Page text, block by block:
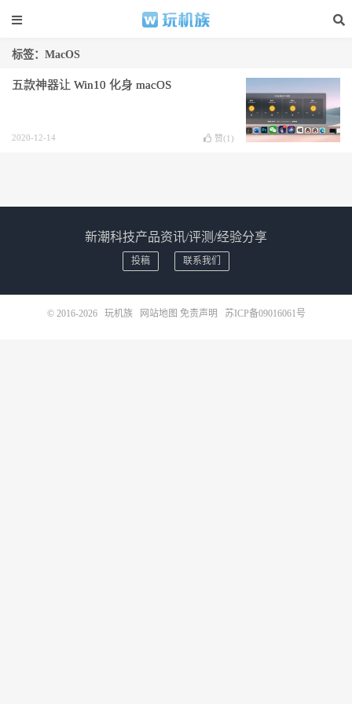
标签：MacOS
五款神器让 Win10 化身 macOS
2020-12-14 赞(1 )
新潮科技产品资讯/评测/经验分享
投稿 联系我们
© 2016-2026 玩机族 网站地图 免责声明 苏ICP备09016061号